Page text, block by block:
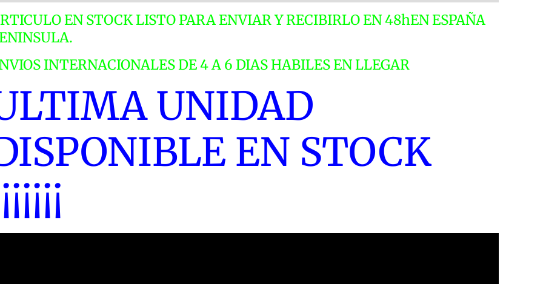
METALLIC
LIMITED
EDITION
cantidad
EN STOCK LISTO PARA ENVIAR Y RECIBIRLO EN 48hEN ESPAÑA
INTERNACIONALES DE 4 A 6 DIAS HABILES EN LLEGAR
UNIDAD
EN STOCK